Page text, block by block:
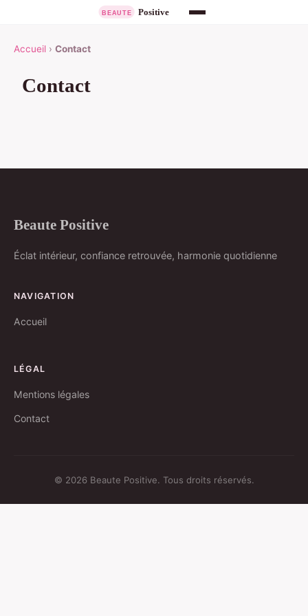
Accueil › Contact
Contact
Beaute Positive
Éclat intérieur, confiance retrouvée, harmonie quotidienne
NAVIGATION
Accueil
LÉGAL
Mentions légales
Contact
© 2026 Beaute Positive. Tous droits réservés.